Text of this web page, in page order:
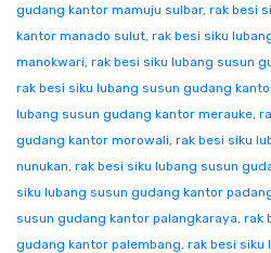
gudang kantor mamuju sulbar, rak besi
kantor manado sulut, rak besi siku
manokwari, rak besi siku lubang susun
rak besi siku lubang susun gudang
lubang susun gudang kantor merauke,
gudang kantor morowali, rak besi siku
nunukan, rak besi siku lubang susun
siku lubang susun gudang kantor
susun gudang kantor palangkaraya, rak
gudang kantor palembang, rak besi siku